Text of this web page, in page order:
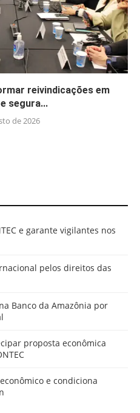
reivindicações em
segura...
de 2026
e garante vigilantes nos
pelos direitos das
Banco da Amazônia por
proposta econômica
e condiciona